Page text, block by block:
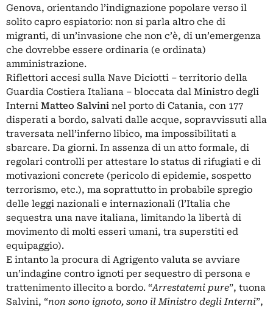
Genova, orientando l’indignazione popolare verso il
solito capro espiatorio: non si parla altro che di
migranti, di un’invasione che non c’è, di un’emergenza
che dovrebbe essere ordinaria (e ordinata)
amministrazione.
Riflettori accesi sulla Nave Diciotti – territorio della
Guardia Costiera Italiana – bloccata dal Ministro degli
Interni Matteo Salvini nel porto di Catania, con 177
disperati a bordo, salvati dalle acque, sopravvissuti alla
traversata nell’inferno libico, ma impossibilitati a
sbarcare. Da giorni. In assenza di un atto formale, di
regolari controlli per attestare lo status di rifugiati e di
motivazioni concrete (pericolo di epidemie, sospetto
terrorismo, etc.), ma soprattutto in probabile spregio
delle leggi nazionali e internazionali (l’Italia che
sequestra una nave italiana, limitando la libertà di
movimento di molti esseri umani, tra superstiti ed
equipaggio).
E intanto la procura di Agrigento valuta se avviare
un’indagine contro ignoti per sequestro di persona e
trattenimento illecito a bordo. “Arrestatemi pure”, tuona
Salvini, “non sono ignoto, sono il Ministro degli Interni”,